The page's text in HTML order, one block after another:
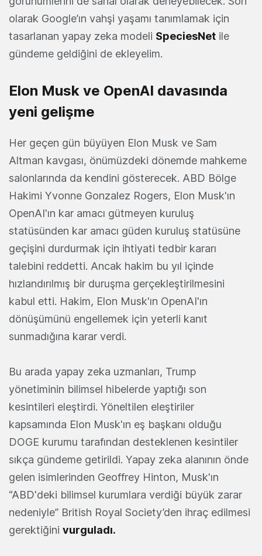
olarak Google’ın vahşi yaşamı tanımlamak için
tasarlanan yapay zeka modeli SpeciesNet ile
gündeme geldiğini de ekleyelim.
Elon Musk ve OpenAI davasında
yeni gelişme
Her geçen gün büyüyen Elon Musk ve Sam
Altman kavgası, önümüzdeki dönemde mahkeme
salonlarında da kendini gösterecek. ABD Bölge
Hakimi Yvonne Gonzalez Rogers, Elon Musk'ın
OpenAI'ın kar amacı gütmeyen kuruluş
statüsünden kar amacı güden kuruluş statüsüne
geçişini durdurmak için ihtiyati tedbir kararı
talebini reddetti. Ancak hakim bu yıl içinde
hızlandırılmış bir duruşma gerçekleştirilmesini
kabul etti. Hakim, Elon Musk'ın OpenAI'ın
dönüşümünü engellemek için yeterli kanıt
sunmadığına karar verdi.
Bu arada yapay zeka uzmanları, Trump
yönetiminin bilimsel hibelerde yaptığı son
kesintileri eleştirdi. Yöneltilen eleştiriler
kapsamında Elon Musk'ın eş başkanı olduğu
DOGE kurumu tarafından desteklenen kesintiler
sıkça gündeme getirildi. Yapay zeka alanının önde
gelen isimlerinden Geoffrey Hinton, Musk'ın
“ABD'deki bilimsel kurumlara verdiği büyük zarar
nedeniyle” British Royal Society’den ihraç edilmesi
gerektiğini vurguladı.